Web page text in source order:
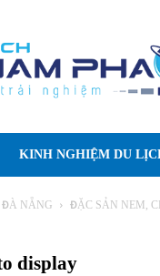
KINH NGHIỆM DU
ĐÀ NẴNG ĐẶC SẢN NEM,
display